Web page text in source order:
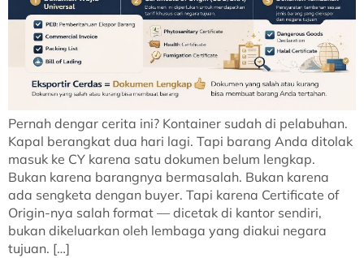
Pernah dengar cerita ini? Kontainer sudah di pelabuhan.
Kapal berangkat dua hari lagi. Tapi barang Anda ditolak
masuk ke CY karena satu dokumen belum lengkap.
Bukan karena barangnya bermasalah. Bukan karena
ada sengketa dengan buyer. Tapi karena Certificate of
Origin-nya salah format — dicetak di kantor sendiri,
bukan dikeluarkan oleh lembaga yang diakui negara
tujuan. […]